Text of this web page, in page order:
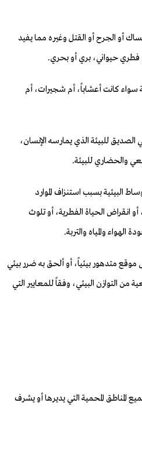
أو الجرح أو القتل وغيره مما يفيد
فطري حيواني، بري أو بحري.
سواء كانت أعشاباً، أم شجيرات، أم
الصديق للبيئة الذي يمارسه الإنسان،
والحضاري للبيئة.
البيئية بسبب استنزاف الموارد
أو انقراض الحياة الفطرية، أو تلوث
الهواء والمياه والتربة.
موقع متدهور بيئياً، أو ألحق به ضرر بيئي
من التوازن البيئي، وفقاً للمعايير التي
المناطق المحمية التي يديرها أو يشرف